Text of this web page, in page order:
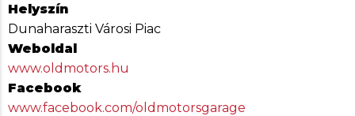
Helyszín
Dunaharaszti Városi Piac
Weboldal
www.oldmotors.hu
Facebook
www.facebook.com/oldmotorsgarage